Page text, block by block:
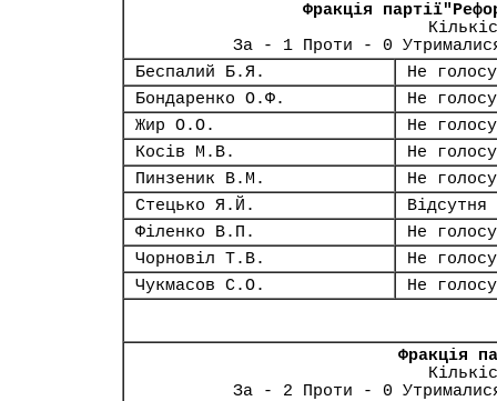
Фракція
За - 1 Проти - 0
Беспалий Б.Я.
Не
Бондаренко О.Ф.
Не
Жир О.О.
Не
Косів М.В.
Не
Пинзеник В.М.
Не
Стецько Я.Й.
Відсутня
Філенко В.П.
Не
Чорновіл Т.В.
Не
Чукмасов С.О.
Не
Фракція
За - 2 Проти - 0